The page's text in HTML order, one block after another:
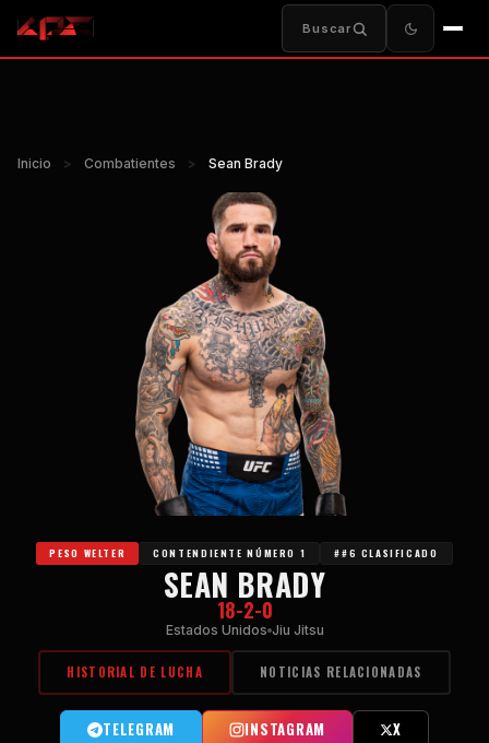
Buscar
Inicio > Combatientes > Sean Brady
PESO WELTER CONTENDIENTE NÚMERO 1 ##6 CLASIFICADO
SEAN BRADY
18-2-0
Estados Unidos Jiu Jitsu
HISTORIAL DE LUCHA NOTICIAS RELACIONADAS
TELEGRAM INSTAGRAM X